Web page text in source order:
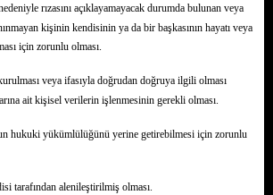
rızasını açıklayamayacak durumda bulunan veya
kişinin kendisinin ya da bir başkasının hayatı veya
için zorunlu olması.
veya ifasıyla doğrudan doğruya ilgili olması
ait kişisel verilerin işlenmesinin gerekli olması.
hukuki yükümlülüğünü yerine getirebilmesi için zorunlu
tarafından alenileştirilmiş olması.